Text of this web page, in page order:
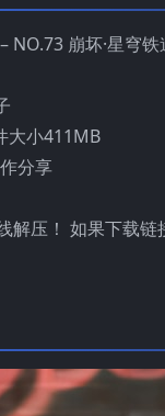
– NO.73 崩坏·星穹
大小411MB
分享
解压！ 如果下载